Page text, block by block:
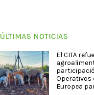
ÚLTIMAS NOTICIAS
El CITA
Operativos
Europea